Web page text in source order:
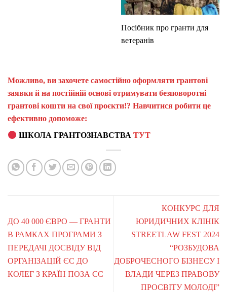
Посібник про гранти для
ветеранів
Можливо, ви захочете самостійно оформляти грантові
заявки й на постійній основі отримувати безповоротні
грантові кошти на свої проєкти!? Навчитися робити це
ефективно допоможе:
ШКОЛА ГРАНТОЗНАВСТВАТУТ
ДО 40 000 ЄВРО — ГРАНТИ
В РАМКАХ ПРОГРАМИ З
ПЕРЕДАЧІ ДОСВІДУ ВІД
ОРГАНІЗАЦІЙ ЄС ДО
КОЛЕГ З КРАЇН ПОЗА ЄС
КОНКУРС ДЛЯ
ЮРИДИЧНИХ КЛІНІК
STREETLAW FEST 2024
“РОЗБУДОВА
ДОБРОЧЕСНОГО БІЗНЕСУ І
ВЛАДИ ЧЕРЕЗ ПРАВОВУ
ПРОСВІТУ МОЛОДІ”